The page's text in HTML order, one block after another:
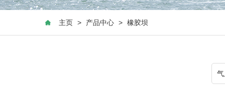
主页 > 产品中心 > 橡胶坝